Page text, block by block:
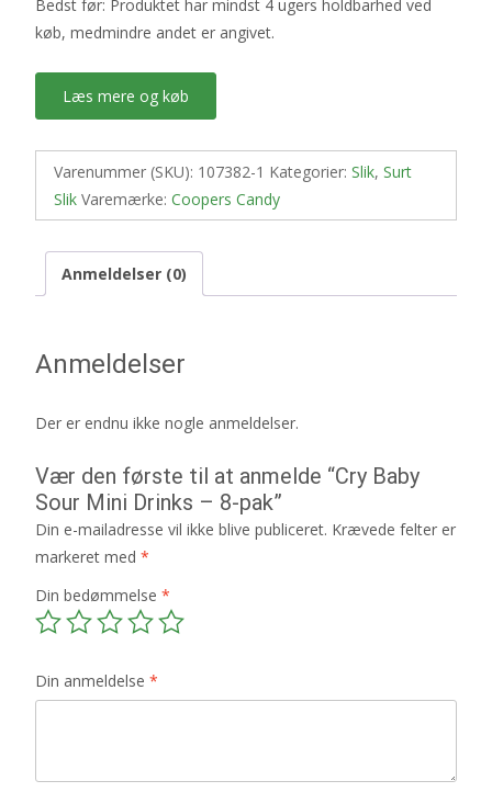
Bedst før: Produktet har mindst 4 ugers holdbarhed ved
køb, medmindre andet er angivet.
Læs mere og køb
Varenummer (SKU): 107382-1 Kategorier: Slik, Surt
Slik Varemærke: Coopers Candy
Anmeldelser (0)
Anmeldelser
Der er endnu ikke nogle anmeldelser.
Vær den første til at anmelde “Cry Baby
Sour Mini Drinks – 8-pak”
Din e-mailadresse vil ikke blive publiceret. Krævede felter er
markeret med *
Din bedømmelse *
Din anmeldelse *